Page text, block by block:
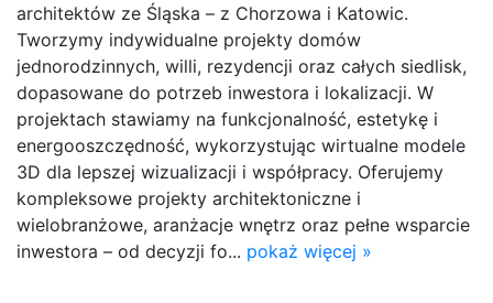
architektów ze Śląska – z Chorzowa i Katowic.
Tworzymy indywidualne projekty domów
jednorodzinnych, willi, rezydencji oraz całych siedlisk,
dopasowane do potrzeb inwestora i lokalizacji. W
projektach stawiamy na funkcjonalność, estetykę i
energooszczędność, wykorzystując wirtualne modele
3D dla lepszej wizualizacji i współpracy. Oferujemy
kompleksowe projekty architektoniczne i
wielobranżowe, aranżacje wnętrz oraz pełne wsparcie
inwestora – od decyzji fo... pokaż więcej »